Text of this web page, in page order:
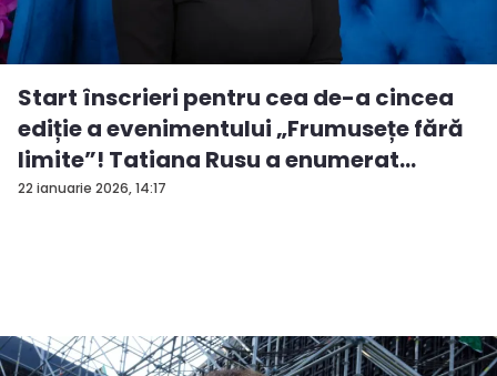
22 ianuarie 2026, 14:17
Start înscrieri pentru cea de-a cincea
ediție a evenimentului „Frumusețe fără
limite”! Tatiana Rusu a enumerat
criter...